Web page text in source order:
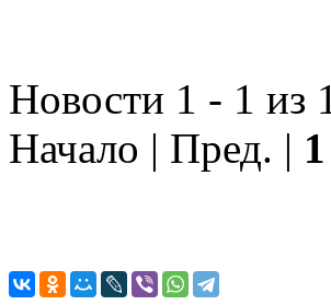
Новости 1 - 1 из 1
Начало | Пред. | 1